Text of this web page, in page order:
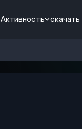
Активность скачать